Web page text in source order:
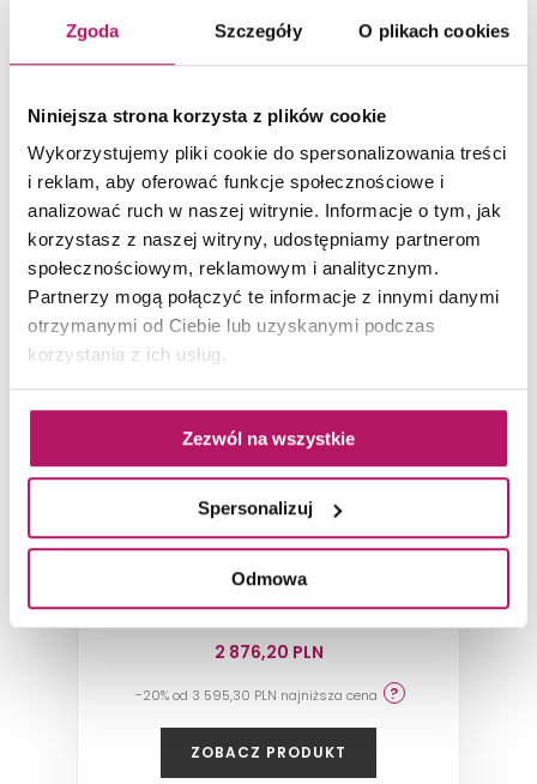
Zgoda Szczegóły O plikach cookies
Niniejsza strona korzysta z plików cookie
Wykorzystujemy pliki cookie do spersonalizowania treści
i reklam, aby oferować funkcje społecznościowe i
analizować ruch w naszej witrynie. Informacje o tym, jak
korzystasz z naszej witryny, udostępniamy partnerom
społecznościowym, reklamowym i analitycznym.
Partnerzy mogą połączyć te informacje z innymi danymi
otrzymanymi od Ciebie lub uzyskanymi podczas
korzystania z ich usług.
Zezwól na wszystkie
Spersonalizuj
Odmowa
ZOBACZ PRODUKT
Dostępność:na zamówienie
-20%
Kludi Balance Black 528308775
Podtynkowa bateria wannowo-natryskowa
z termostatem, element zewnętrzny,
chrom/czarny
2 876,20 PLN
-20% od 3 595,30 PLN najniższa cena
ZOBACZ PRODUKT